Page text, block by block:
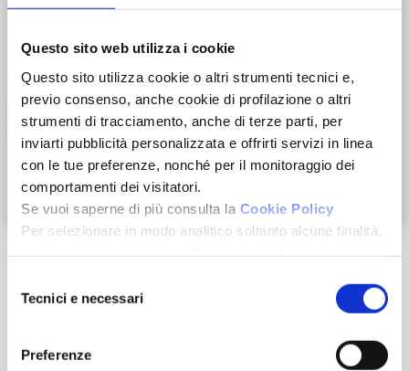
Questo sito web utilizza i cookie
Questo sito utilizza cookie o altri strumenti tecnici e,
previo consenso, anche cookie di profilazione o altri
strumenti di tracciamento, anche di terze parti, per
inviarti pubblicità personalizzata e offrirti servizi in linea
con le tue preferenze, nonché per il monitoraggio dei
comportamenti dei visitatori.
Se vuoi saperne di più consulta la Cookie Policy
Per selezionare in modo analitico soltanto alcune finalità,
Chiudendo questo banner tramite l’apposito comando
“Continua senza accettare” continuerai la navigazione del
sito in assenza di cookie o altri strumenti di tracciamento
diversi da quelli tecnici.
delTecnici e necessari
Preferenze
Zoom